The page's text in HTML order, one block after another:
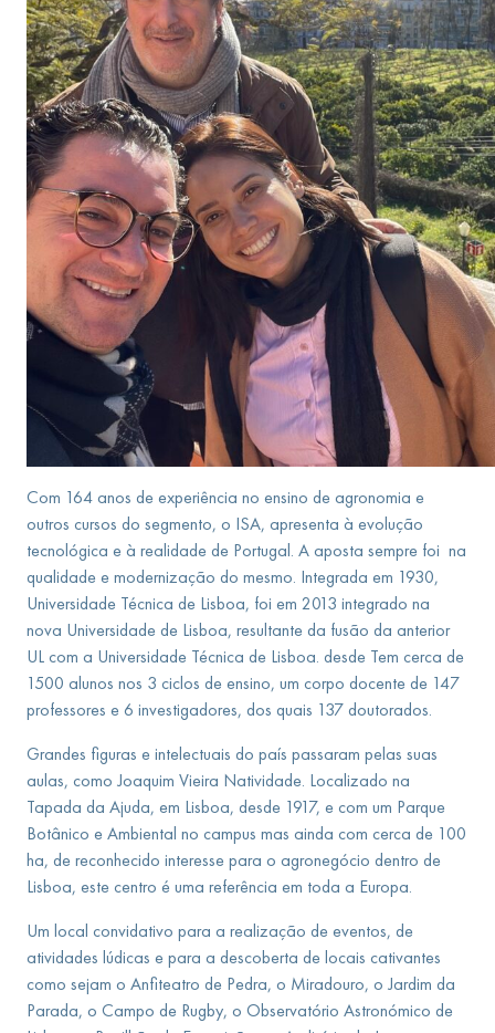
Com 164 anos de experiência no ensino de agronomia e
outros cursos do segmento, o ISA, apresenta à evolução
tecnológica e à realidade de Portugal. A aposta sempre foi na
qualidade e modernização do mesmo. Integrada em 1930,
Universidade Técnica de Lisboa, foi em 2013 integrado na
nova Universidade de Lisboa, resultante da fusão da anterior
UL com a Universidade Técnica de Lisboa. desde Tem cerca de
1500 alunos nos 3 ciclos de ensino, um corpo docente de 147
professores e 6 investigadores, dos quais 137 doutorados.
Grandes figuras e intelectuais do país passaram pelas suas
aulas, como Joaquim Vieira Natividade. Localizado na
Tapada da Ajuda, em Lisboa, desde 1917, e com um Parque
Botânico e Ambiental no campus mas ainda com cerca de 100
ha, de reconhecido interesse para o agronegócio dentro de
Lisboa, este centro é uma referência em toda a Europa.
Um local convidativo para a realização de eventos, de
atividades lúdicas e para a descoberta de locais cativantes
como sejam o Anfiteatro de Pedra, o Miradouro, o Jardim da
Parada, o Campo de Rugby, o Observatório Astronómico de